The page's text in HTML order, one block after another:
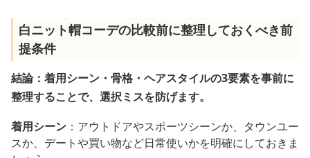
白ニット帽コーデの比較前に整理しておくべき前
提条件
結論：着用シーン・骨格・ヘアスタイルの3要素を事前に
整理することで、選択ミスを防げます。
着用シーン ：アウトドアやスポーツシーンか、タウンユー
スか、デートや買い物など日常使いかを明確にしておきま